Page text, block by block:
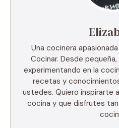
Una cocinera
Cocinar. Desde
experimentando en la
recetas y
ustedes. Quiero inspirarte
cocina y que disfrutes